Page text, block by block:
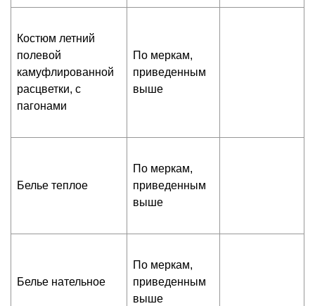
Костюм летний
полевой
камуфлированной
расцветки, с
пагонами
По меркам,
приведенным
выше
Белье теплое
По меркам,
приведенным
выше
Белье нательное
По меркам,
приведенным
выше